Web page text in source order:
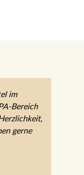
im
Bereich
gerne